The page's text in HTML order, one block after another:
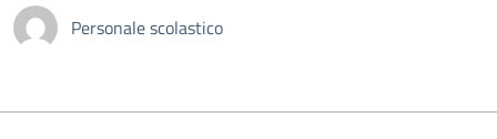
Personale scolastico